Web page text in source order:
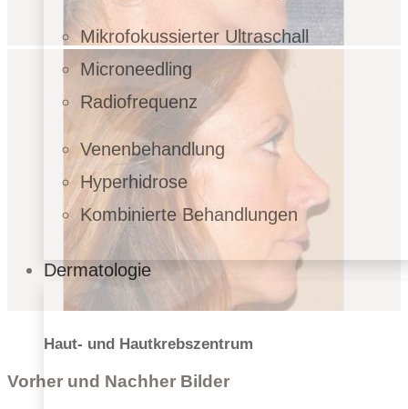
Mikrofokussierter Ultraschall
Microneedling
Radiofrequenz
Venenbehandlung
Hyperhidrose
Kombinierte Behandlungen
Dermatologie
Haut- und Hautkrebszentrum
Vorher und Nachher Bilder